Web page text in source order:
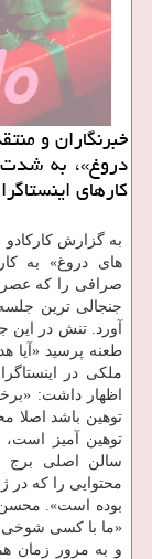
خبرنگاران و
دروغ»، به شدت
کارهای
به گزارش کارکادو
های دروغ» به
صرافی را که عصر
جنجالی ترین
آورد. تنش در این
طعنه پرسید «آیا
ملکی در
اظهار داشت:
توهین باشد اصلا
توهین آمیز است،
سالن اصلی برج
محتوایی را که در
بوده است».
«ما با کسی شوخی
و به مرور زمان